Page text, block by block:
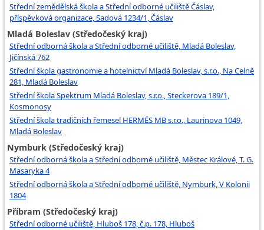
Střední zemědělská škola a Střední odborné učiliště Čáslav,
příspěvková organizace, Sadová 1234/1, Čáslav
Mladá Boleslav (Středočeský kraj)
Střední odborná škola a Střední odborné učiliště, Mladá Boleslav,
Jičínská 762
Střední škola gastronomie a hotelnictví Mladá Boleslav, s.r.o., Na Celně
281, Mladá Boleslav
Střední škola Spektrum Mladá Boleslav, s.r.o., Steckerova 189/1,
Kosmonosy
Střední škola tradičních řemesel HERMÉS MB s.r.o., Laurinova 1049,
Mladá Boleslav
Nymburk (Středočeský kraj)
Střední odborná škola a Střední odborné učiliště, Městec Králové, T. G.
Masaryka 4
Střední odborná škola a Střední odborné učiliště, Nymburk, V Kolonii
1804
Příbram (Středočeský kraj)
Střední odborné učiliště, Hluboš 178, č.p. 178, Hluboš